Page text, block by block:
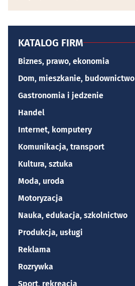
KATALOG FIRM
Biznes, prawo, ekonomia
Dom, mieszkanie, budownictwo
Gastronomia i jedzenie
Handel
Internet, komputery
Komunikacja, transport
Kultura, sztuka
Moda, uroda
Motoryzacja
Nauka, edukacja, szkolnictwo
Produkcja, usługi
Reklama
Rozrywka
Sport, rekreacja